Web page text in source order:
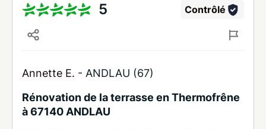
5 Contrôlé
Annette E. - ANDLAU (67)
Rénovation de la terrasse en Thermofrêne
à 67140 ANDLAU